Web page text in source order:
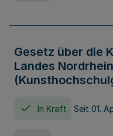
Gesetz über die
Landes
In Kraft Seit 01.